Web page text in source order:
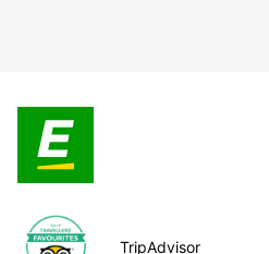
TripAdvisor